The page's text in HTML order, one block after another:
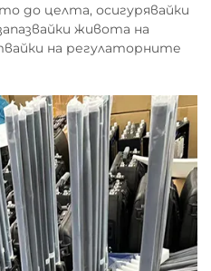
до целта, осигурявайки
живота на
на регулаторните